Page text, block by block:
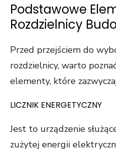
Podstawowe
Rozdzielnicy
Przed przejściem do
rozdzielnicy, warto
elementy, które
LICZNIK ENERGETYCZNY
Jest to urządzenie
zużytej energii